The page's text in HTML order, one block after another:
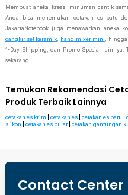
Membuat aneka kreasi minuman cantik
Anda bisa menemukan cetakan es batu
JakartaNotebook juga menawarkan aneka
cangkir set keramik
hand mixer mini , hingga
1-Day Shipping, dan Promo Spesial lainnya.
sekarang!
Temukan Rekomendasi
Produk Terbaik Lainnya
cetakan es krim cetakan es cetakan es batu
slikon
cetakan es bulat cetakan gantungan
Contact Center